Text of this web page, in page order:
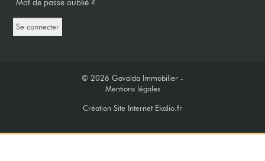
Mot de passe oublié ?
© 2026 Gavalda Immobilier -
Mentions légales
Création Site Internet Ekalio.fr